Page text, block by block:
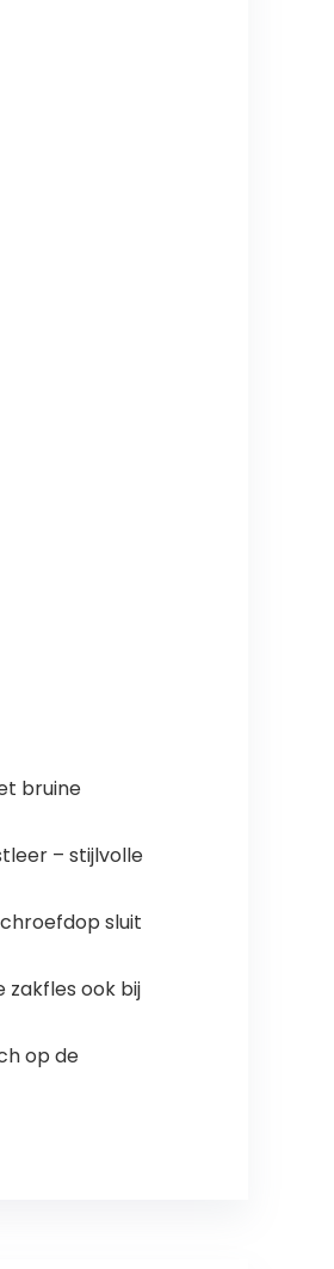
bruine
– stijlvolle
sluit
ook bij
op de